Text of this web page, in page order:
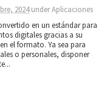
2024 underAplicaciones
en un estándar para
digitales gracias a su
el formato. Ya sea para
o personales, disponer